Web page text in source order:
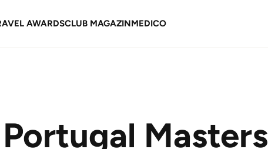
AWARDSCLUB MAGAZINMEDICO
Masters